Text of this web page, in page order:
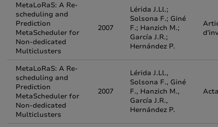
MetaLoRaS: A Re-
scheduling and
Prediction
MetaScheduler for
Non-dedicated
Multiclusters
2007
Lérida J.Ll.;
Solsona F.; Giné
F.; Hanzich M.;
García J.R.;
Hernández P.
MetaLoRaS: A Re-
scheduling and
Prediction
MetaScheduler for
Non-dedicated
Multiclusters
2007
Lérida J.Ll.,
Solsona F., Giné
F., Hanzich M.,
García J.R.,
Hernández P.